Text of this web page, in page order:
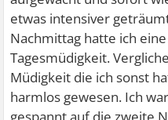
etwas intensiver
Nachmittag hatte ich
Tagesmüdigkeit.
Müdigkeit die ich sonst
harmlos gewesen. Ich
gespannt auf die zweite